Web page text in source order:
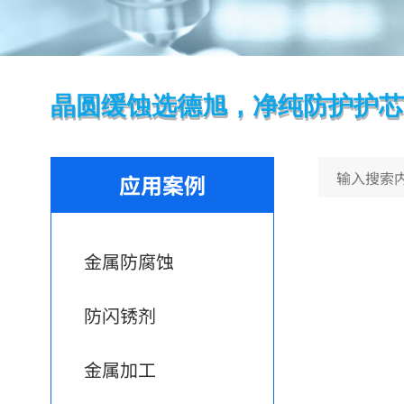
晶圆缓蚀选德旭，净纯防护护
应用案例
金属防腐蚀
防闪锈剂
金属加工